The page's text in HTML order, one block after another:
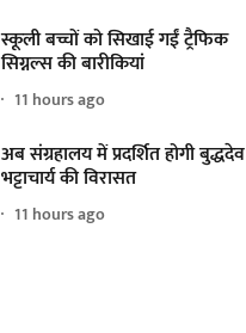
स्कूली बच्चों को सिखाई गईं ट्रैफिक
सिग्नल्स की बारीकियां
11 hours ago
अब संग्रहालय में प्रदर्शित होगी बुद्धदेव
भट्टाचार्य की विरासत
11 hours ago